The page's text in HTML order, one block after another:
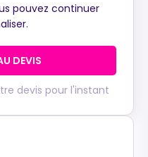
pouvez continuer
DEVIS
devis pour l'instant